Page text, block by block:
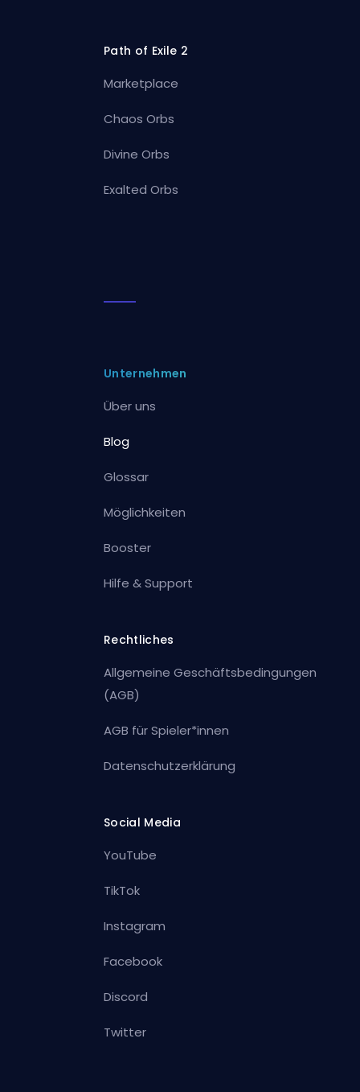
Path of Exile 2
Marketplace
Chaos Orbs
Divine Orbs
Exalted Orbs
Unternehmen
Über uns
Blog
Glossar
Möglichkeiten
Booster
Hilfe & Support
Rechtliches
Allgemeine Geschäftsbedingungen
(AGB)
AGB für Spieler*innen
Datenschutzerklärung
Social Media
YouTube
TikTok
Instagram
Facebook
Discord
Twitter